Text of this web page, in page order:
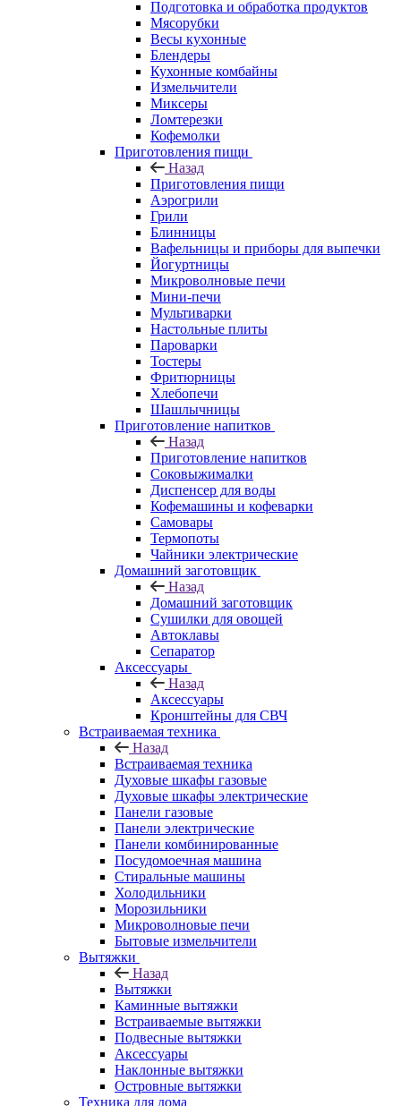
Подготовка и обработка продуктов
Мясорубки
Весы кухонные
Блендеры
Кухонные комбайны
Измельчители
Миксеры
Ломтерезки
Кофемолки
Приготовления пищи
Назад
Приготовления пищи
Аэрогрили
Грили
Блинницы
Вафельницы и приборы для выпечки
Йогуртницы
Микроволновые печи
Мини-печи
Мультиварки
Настольные плиты
Пароварки
Тостеры
Фритюрницы
Хлебопечи
Шашлычницы
Приготовление напитков
Назад
Приготовление напитков
Соковыжималки
Диспенсер для воды
Кофемашины и кофеварки
Самовары
Термопоты
Чайники электрические
Домашний заготовщик
Назад
Домашний заготовщик
Сушилки для овощей
Автоклавы
Сепаратор
Аксессуары
Назад
Аксессуары
Кронштейны для СВЧ
Встраиваемая техника
Назад
Встраиваемая техника
Духовые шкафы газовые
Духовые шкафы электрические
Панели газовые
Панели электрические
Панели комбинированные
Посудомоечная машина
Стиральные машины
Холодильники
Морозильники
Микроволновые печи
Бытовые измельчители
Вытяжки
Назад
Вытяжки
Каминные вытяжки
Встраиваемые вытяжки
Подвесные вытяжки
Аксессуары
Наклонные вытяжки
Островные вытяжки
Техника для дома